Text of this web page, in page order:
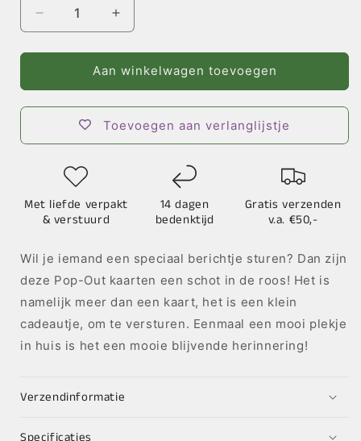
Aantal
verlagen
voor
out
kaart
Flowers
Varianten
Aantal
verhogen
voor
Pop-
out
kaart
Flowers
Aan winkelwagen toevoegen
Toevoegen aan verlanglijstje
Met liefde verpakt
& verstuurd
14 dagen
bedenktijd
Gratis verzenden
v.a. €50,-
Wil je iemand een speciaal berichtje sturen? Dan zijn
deze Pop-Out kaarten een schot in de roos! Het is
namelijk meer dan een kaart, het is een klein
cadeautje, om te versturen. Eenmaal een mooi plekje
in huis is het een mooie blijvende herinnering!
Verzendinformatie
Specificaties